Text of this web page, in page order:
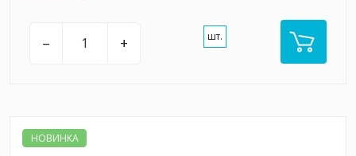
– + шт.
НОВИНКА